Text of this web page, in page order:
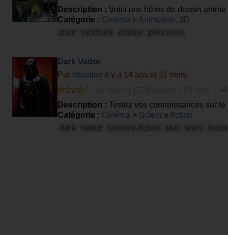
Description : Voici nos héros de dessin
Catégorie : Cinéma > Animation, 3D
dark
méchant disney princesse
Dark Vador
Par sbastien il y a 14 ans et 11 mois
Description : Testez vos connaissances sur
Catégorie : Cinéma > Science-fiction
dark
vador science-fiction star wars lucas